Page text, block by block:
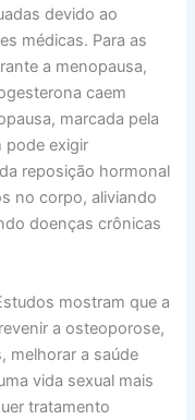
devido ao
médicas. Para as
a menopausa,
caem
marcada pela
pode exigir
reposição hormonal
no corpo, aliviando
doenças crônicas
mostram que a
a osteoporose,
melhorar a saúde
vida sexual mais
tratamento